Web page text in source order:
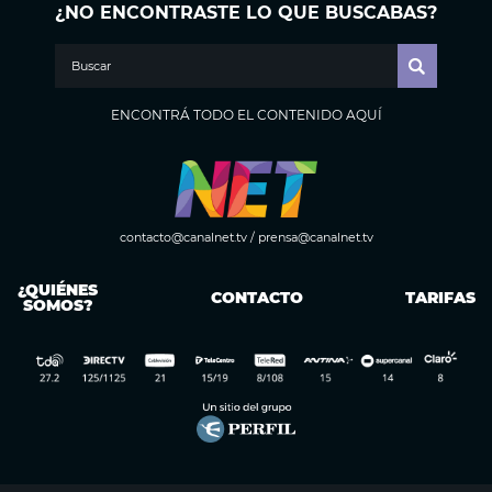
¿NO ENCONTRASTE LO QUE BUSCABAS?
ENCONTRÁ TODO EL CONTENIDO AQUÍ
contacto@canalnet.tv/ prensa@canalnet.tv
¿QUIÉNES
SOMOS? CONTACTO TARIFAS